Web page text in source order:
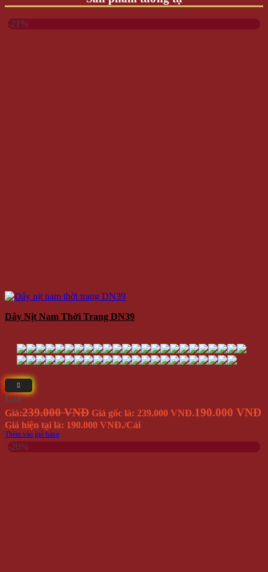
-21%
Dây Nịt Nam Thời Trang DN39
Giá
Giá:239.000 VNĐ Giá gốc là: 239.000 VNĐ.190.000 VNĐ
Giá hiện tại là: 190.000 VNĐ./Cái
Thêm vào giỏ hàng
-20%